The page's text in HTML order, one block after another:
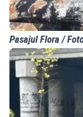
Pasajul Flora /